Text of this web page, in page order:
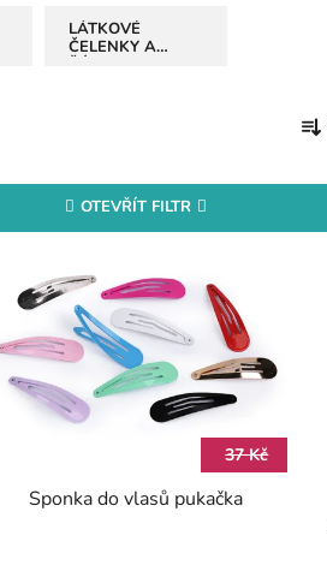
LÁTKOVÉ
ČELENKY A
a
n
OTEVŘÍT FILTR
37 Kč
Sponka do vlasů pukačka